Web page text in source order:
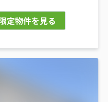
定物件を見る